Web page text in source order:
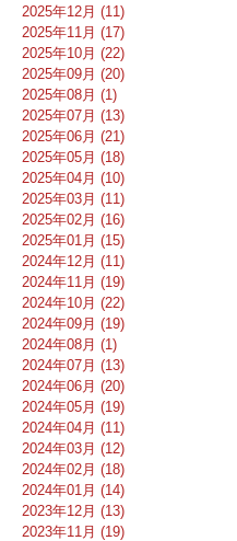
2025年12月 (11)
2025年11月 (17)
2025年10月 (22)
2025年09月 (20)
2025年08月 (1)
2025年07月 (13)
2025年06月 (21)
2025年05月 (18)
2025年04月 (10)
2025年03月 (11)
2025年02月 (16)
2025年01月 (15)
2024年12月 (11)
2024年11月 (19)
2024年10月 (22)
2024年09月 (19)
2024年08月 (1)
2024年07月 (13)
2024年06月 (20)
2024年05月 (19)
2024年04月 (11)
2024年03月 (12)
2024年02月 (18)
2024年01月 (14)
2023年12月 (13)
2023年11月 (19)